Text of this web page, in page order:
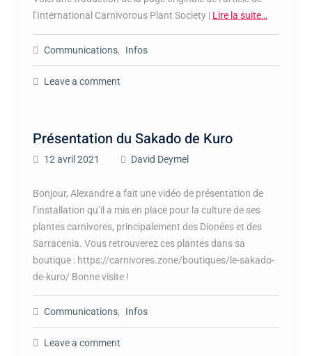
l’International Carnivorous Plant Society | Lire la suite…
Communications, Infos
Leave a comment
Présentation du Sakado de Kuro
12 avril 2021 David Deymel
Bonjour, Alexandre a fait une vidéo de présentation de
l’installation qu’il a mis en place pour la culture de ses
plantes carnivores, principalement des Dionées et des
Sarracenia. Vous retrouverez ces plantes dans sa
boutique : https://carnivores.zone/boutiques/le-sakado-
de-kuro/ Bonne visite !
Communications, Infos
Leave a comment